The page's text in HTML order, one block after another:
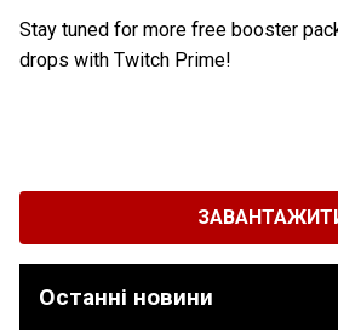
Stay tuned for more free booster
drops with Twitch Prime!
Останні новини